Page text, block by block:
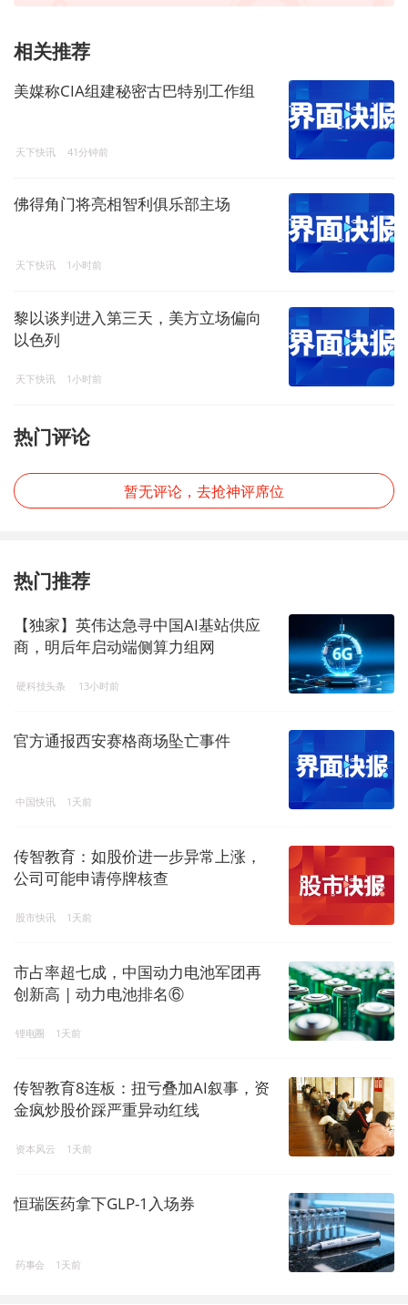
相关推荐
美媒称CIA组建秘密古巴特别工作组
天下快讯 41分钟前
佛得角门将亮相智利俱乐部主场
天下快讯 1小时前
黎以谈判进入第三天，美方立场偏向
以色列
天下快讯 1小时前
热门评论
暂无评论，去抢神评席位
热门推荐
【独家】英伟达急寻中国AI基站供应
商，明后年启动端侧算力组网
硬科技头条 13小时前
官方通报西安赛格商场坠亡事件
中国快讯 1天前
传智教育：如股价进一步异常上涨，
公司可能申请停牌核查
股市快讯 1天前
市占率超七成，中国动力电池军团再
创新高 | 动力电池排名⑥
锂电圈 1天前
传智教育8连板：扭亏叠加AI叙事，资
金疯炒股价踩严重异动红线
资本风云 1天前
恒瑞医药拿下GLP-1入场券
药事会 1天前